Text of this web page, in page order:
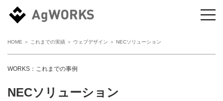
HOME ＞ これまでの実績 ＞ ウェブデザイン ＞ NECソリューション
WORKS：これまでの事例
NECソリューション